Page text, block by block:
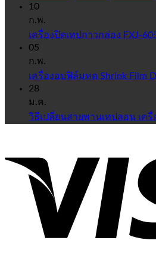
10
ก.พ.
เครื่องปิดเทปกาวกล่อง FXJ-
05
ก.พ.
เครื่องอบฟิล์มหด Shrink Film
28
ม.ค.
วิธีเปลี่ยนสายพานเทปลอน เค